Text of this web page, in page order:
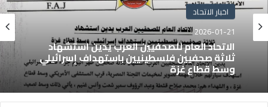
اخبار الاتحاد
2026-01-21
الاتحاد العام للصحفيين العرب يدين استشهاد
ثلاثة صحفيين فلسطينيين باستهداف إسرائيلي
وسط قطاع غزة